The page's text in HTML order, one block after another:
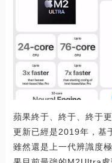
蘋果終于、終于、終于
更新已經是2019年，基
雖然還是上一代辨識度